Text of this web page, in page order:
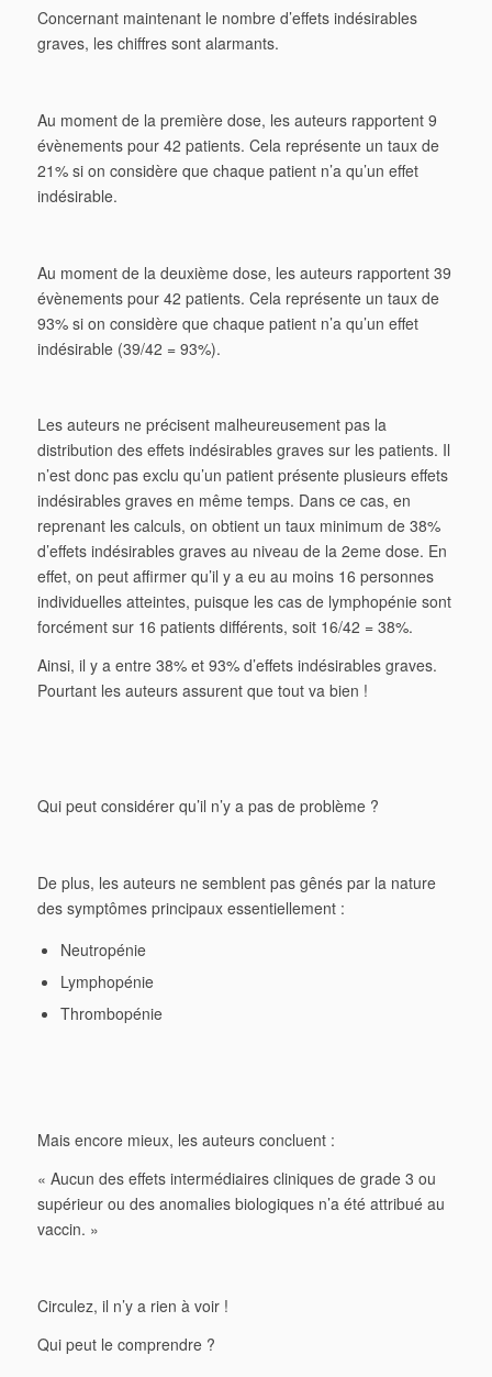
Concernant maintenant le nombre d’effets indésirables
graves, les chiffres sont alarmants.
Au moment de la première dose, les auteurs rapportent 9
évènements pour 42 patients. Cela représente un taux de
21% si on considère que chaque patient n’a qu’un effet
indésirable.
Au moment de la deuxième dose, les auteurs rapportent 39
évènements pour 42 patients. Cela représente un taux de
93% si on considère que chaque patient n’a qu’un effet
indésirable (39/42 = 93%).
Les auteurs ne précisent malheureusement pas la
distribution des effets indésirables graves sur les patients. Il
n’est donc pas exclu qu’un patient présente plusieurs effets
indésirables graves en même temps. Dans ce cas, en
reprenant les calculs, on obtient un taux minimum de 38%
d’effets indésirables graves au niveau de la 2eme dose. En
effet, on peut affirmer qu’il y a eu au moins 16 personnes
individuelles atteintes, puisque les cas de lymphopénie sont
forcément sur 16 patients différents, soit 16/42 = 38%.
Ainsi, il y a entre 38% et 93% d’effets indésirables graves.
Pourtant les auteurs assurent que tout va bien !
Qui peut considérer qu’il n’y a pas de problème ?
De plus, les auteurs ne semblent pas gênés par la nature
des symptômes principaux essentiellement :
Neutropénie
Lymphopénie
Thrombopénie
Mais encore mieux, les auteurs concluent :
« Aucun des effets intermédiaires cliniques de grade 3 ou
supérieur ou des anomalies biologiques n’a été attribué au
vaccin. »
Circulez, il n’y a rien à voir !
Qui peut le comprendre ?